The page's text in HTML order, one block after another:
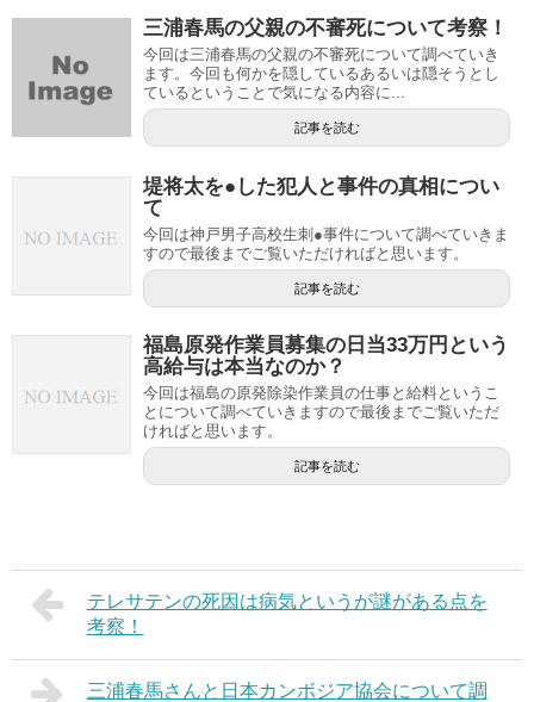
三浦春馬の父親の不審死について考察！
今回は三浦春馬の父親の不審死について調べていき
ます。今回も何かを隠しているあるいは隠そうとし
ているということで気になる内容に...
記事を読む
堤将太を●した犯人と事件の真相につい
て
今回は神戸男子高校生刺●事件について調べていきま
すので最後までご覧いただければと思います。
記事を読む
福島原発作業員募集の日当33万円という
高給与は本当なのか？
今回は福島の原発除染作業員の仕事と給料というこ
とについて調べていきますので最後までご覧いただ
ければと思います。
記事を読む
テレサテンの死因は病気というが謎がある点を
考察！
三浦春馬さんと日本カンボジア協会について調